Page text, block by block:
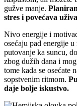
gužve manje.
stres i povećava
Nivo energije i
osećaju pad energije
putovanje ka suncu,
zbog dužih dana i
tome kada se osećate
sopstvenim ritmom.
daje bolje iskustvo.